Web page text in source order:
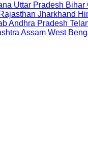
Uttar Pradesh Bihar
Rajasthan Jharkhand
Andhra Pradesh
Assam West